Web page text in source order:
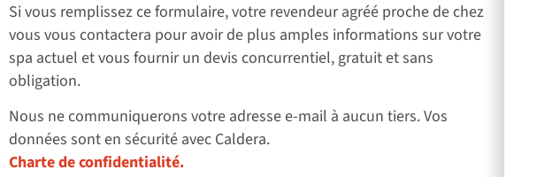
Si vous remplissez ce formulaire, votre revendeur agréé proche de chez
vous vous contactera pour avoir de plus amples informations sur votre
spa actuel et vous fournir un devis concurrentiel, gratuit et sans
obligation.
Nous ne communiquerons votre adresse e-mail à aucun tiers. Vos
données sont en sécurité avec Caldera.
Charte de confidentialité.